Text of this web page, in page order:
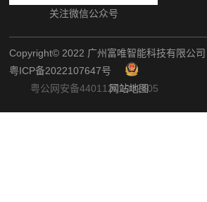
关注微信公众号
Copyright©️ 2022 广州富唯智能科技有限公司
粤ICP备2022107647号
粤公网安备44011202002405
网站地图